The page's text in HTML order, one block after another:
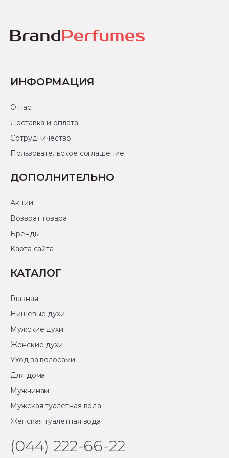
ИНФОРМАЦИЯ
О нас
Доставка и оплата
Сотрудничество
Пользовательское соглашение
ДОПОЛНИТЕЛЬНО
Акции
Возврат товара
Бренды
Карта сайта
КАТАЛОГ
Главная
Нишевые духи
Мужские духи
Женские духи
Уход за волосами
Для дома
Мужчинам
Мужская туалетная вода
Женская туалетная вода
(044) 222-66-22